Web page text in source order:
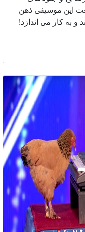
این موسیقی ذهن
و به کار می اندازد!